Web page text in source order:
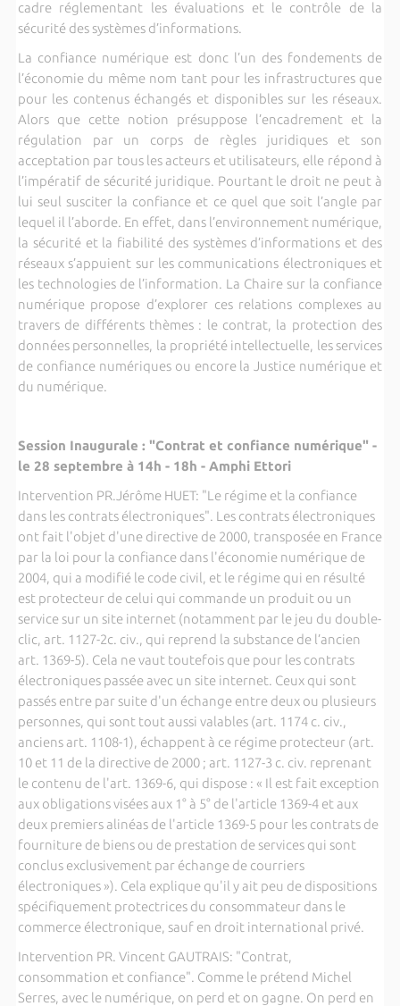
cadre réglementant les évaluations et le contrôle de la
sécurité des systèmes d’informations.
La confiance numérique est donc l’un des fondements de
l’économie du même nom tant pour les infrastructures que
pour les contenus échangés et disponibles sur les réseaux.
Alors que cette notion présuppose l’encadrement et la
régulation par un corps de règles juridiques et son
acceptation par tous les acteurs et utilisateurs, elle répond à
l’impératif de sécurité juridique. Pourtant le droit ne peut à
lui seul susciter la confiance et ce quel que soit l’angle par
lequel il l’aborde. En effet, dans l’environnement numérique,
la sécurité et la fiabilité des systèmes d’informations et des
réseaux s’appuient sur les communications électroniques et
les technologies de l’information. La Chaire sur la confiance
numérique propose d’explorer ces relations complexes au
travers de différents thèmes : le contrat, la protection des
données personnelles, la propriété intellectuelle, les services
de confiance numériques ou encore la Justice numérique et
du numérique.
Session Inaugurale : "Contrat et confiance numérique" -
le 28 septembre à 14h - 18h - Amphi Ettori
Intervention PR.Jérôme HUET: "Le régime et la confiance
dans les contrats électroniques". Les contrats électroniques
ont fait l'objet d'une directive de 2000, transposée en France
par la loi pour la confiance dans l'économie numérique de
2004, qui a modifié le code civil, et le régime qui en résulté
est protecteur de celui qui commande un produit ou un
service sur un site internet (notamment par le jeu du double-
clic, art. 1127-2c. civ., qui reprend la substance de l’ancien
art. 1369-5). Cela ne vaut toutefois que pour les contrats
électroniques passée avec un site internet. Ceux qui sont
passés entre par suite d'un échange entre deux ou plusieurs
personnes, qui sont tout aussi valables (art. 1174 c. civ.,
anciens art. 1108-1), échappent à ce régime protecteur (art.
10 et 11 de la directive de 2000 ; art. 1127-3 c. civ. reprenant
le contenu de l'art. 1369-6, qui dispose : « Il est fait exception
aux obligations visées aux 1° à 5° de l'article 1369-4 et aux
deux premiers alinéas de l'article 1369-5 pour les contrats de
fourniture de biens ou de prestation de services qui sont
conclus exclusivement par échange de courriers
électroniques »). Cela explique qu'il y ait peu de dispositions
spécifiquement protectrices du consommateur dans le
commerce électronique, sauf en droit international privé.
Intervention PR. Vincent GAUTRAIS: "Contrat,
consommation et confiance". Comme le prétend Michel
Serres, avec le numérique, on perd et on gagne. On perd en